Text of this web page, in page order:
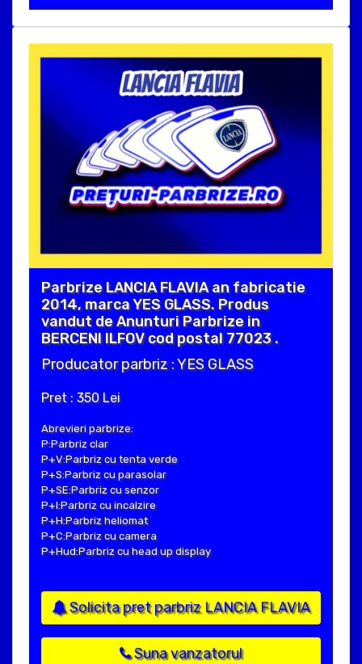
Parbrize LANCIA FLAVIA an fabricatie
2014, marca YES GLASS. Produs
vandut de Anunturi Parbrize in
BERCENI ILFOV cod postal 77023 .
Producator parbriz : YES GLASS
Pret : 350 Lei
Abrevieri parbrize:
P:Parbriz clar
P+V:Parbriz cu tenta verde
P+S:Parbriz cu parasolar
P+SE:Parbriz cu senzor
P+I:Parbriz cu incalzire
P+H:Parbriz heliomat
P+C:Parbriz cu camera
P+Hud:Parbriz cu head up display
Solicita pret parbriz LANCIA FLAVIA
Suna vanzatorul